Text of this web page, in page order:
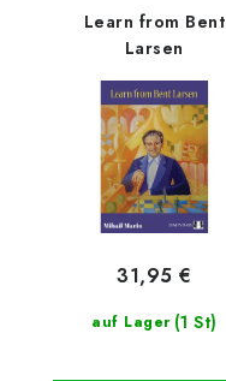
Learn from Bent
Larsen
auf Lager (1 St)
31,95 €